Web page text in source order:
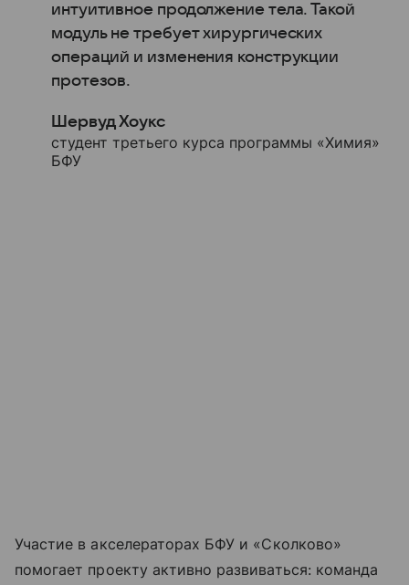
интуитивное продолжение тела. Такой
модуль не требует хирургических
операций и изменения конструкции
протезов.
Шервуд Хоукс
студент третьего курса программы «Химия»
БФУ
Участие в акселераторах БФУ и «Сколково»
помогает проекту активно развиваться: команда